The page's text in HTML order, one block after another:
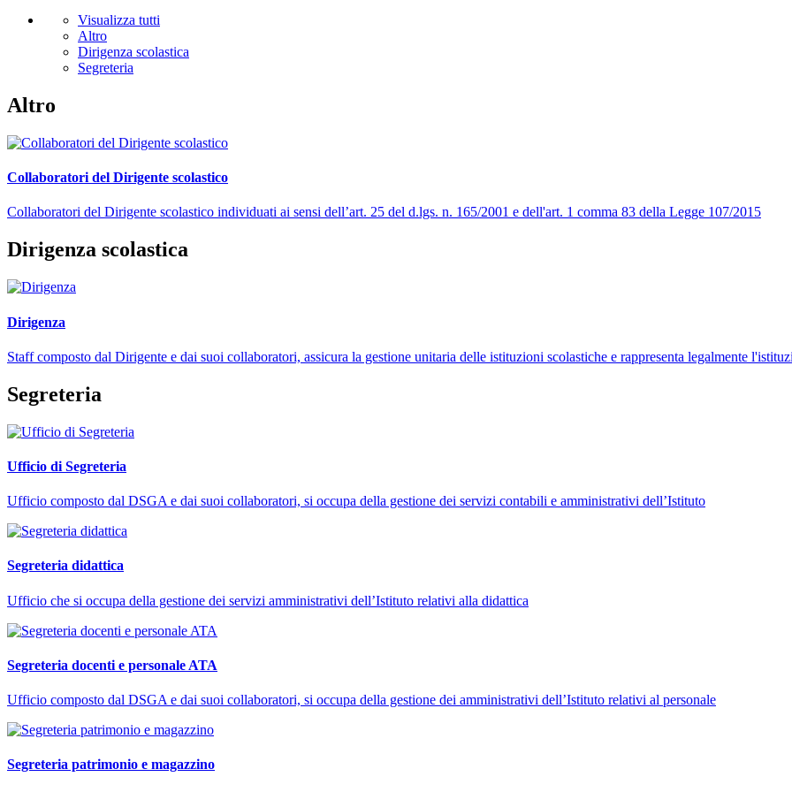
Visualizza tutti
Altro
Dirigenza scolastica
Segreteria
Altro
Collaboratori del Dirigente scolastico
Collaboratori del Dirigente scolastico individuati ai sensi dell’art. 25 del d.lgs. n. 165/2001 e dell'art. 1 comma 83 della Legge 107/2015
Dirigenza scolastica
Dirigenza
Staff composto dal Dirigente e dai suoi collaboratori, assicura la gestione unitaria delle istituzioni scolastiche e rappresenta legalmente
Segreteria
Ufficio di Segreteria
Ufficio composto dal DSGA e dai suoi collaboratori, si occupa della gestione dei servizi contabili e amministrativi dell’Istituto
Segreteria didattica
Ufficio che si occupa della gestione dei servizi amministrativi dell’Istituto relativi alla didattica
Segreteria docenti e personale ATA
Ufficio composto dal DSGA e dai suoi collaboratori, si occupa della gestione dei amministrativi dell’Istituto relativi al personale
Segreteria patrimonio e magazzino